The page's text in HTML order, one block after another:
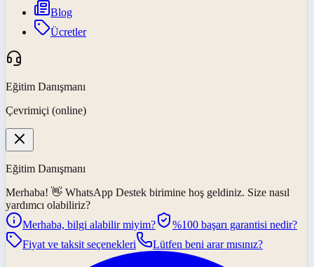
Blog
Ücretler
Eğitim Danışmanı
Çevrimiçi (online)
Eğitim Danışmanı
Merhaba! 👋 WhatsApp Destek birimine hoş geldiniz. Size nasıl
yardımcı olabiliriz?
Merhaba, bilgi alabilir miyim?
%100 başarı garantisi nedir?
Fiyat ve taksit seçenekleri
Lütfen beni arar mısınız?